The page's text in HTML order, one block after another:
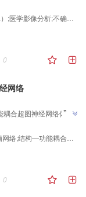
其在智能医学影像分析
述了该技术应对数据稀
核心优势，为构建更安
析系统提供了路线
;不确定性量化;主观逻辑;证据理论
0
网络
合超图神经网络体
导的跨模态交叉重建预
病辅助诊断开辟了新方
”
神经网络（HGNN）;跨模态交叉重建;脑网络基础模型
0